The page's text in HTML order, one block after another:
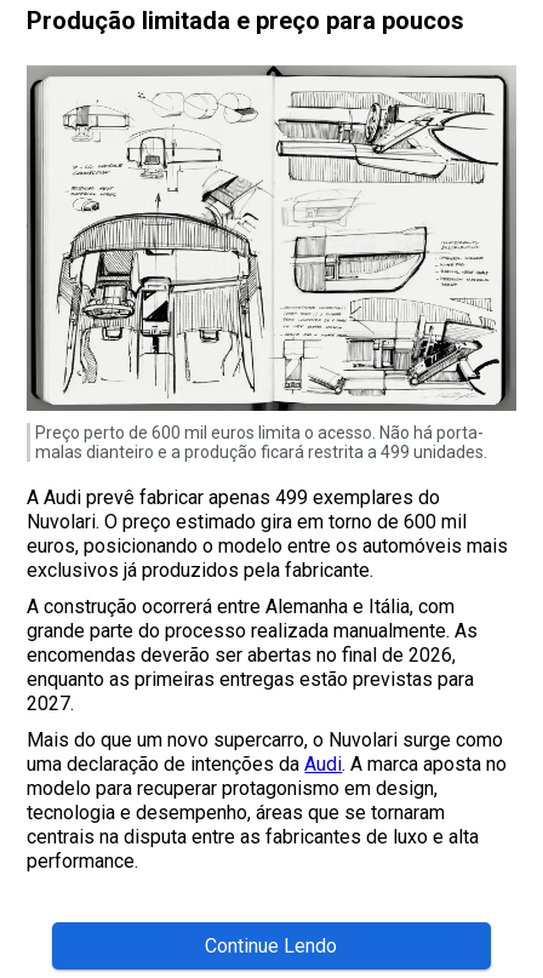
Produção limitada e preço para poucos
Preço perto de 600 mil euros limita o acesso. Não há porta-
malas dianteiro e a produção ficará restrita a 499 unidades.
A Audi prevê fabricar apenas 499 exemplares do
Nuvolari. O preço estimado gira em torno de 600 mil
euros, posicionando o modelo entre os automóveis mais
exclusivos já produzidos pela fabricante.
A construção ocorrerá entre Alemanha e Itália, com
grande parte do processo realizada manualmente. As
encomendas deverão ser abertas no final de 2026,
enquanto as primeiras entregas estão previstas para
2027.
Mais do que um novo supercarro, o Nuvolari surge como
uma declaração de intenções daAudi. A marca aposta no
modelo para recuperar protagonismo em design,
tecnologia e desempenho, áreas que se tornaram
centrais na disputa entre as fabricantes de luxo e alta
performance.
Continue Lendo